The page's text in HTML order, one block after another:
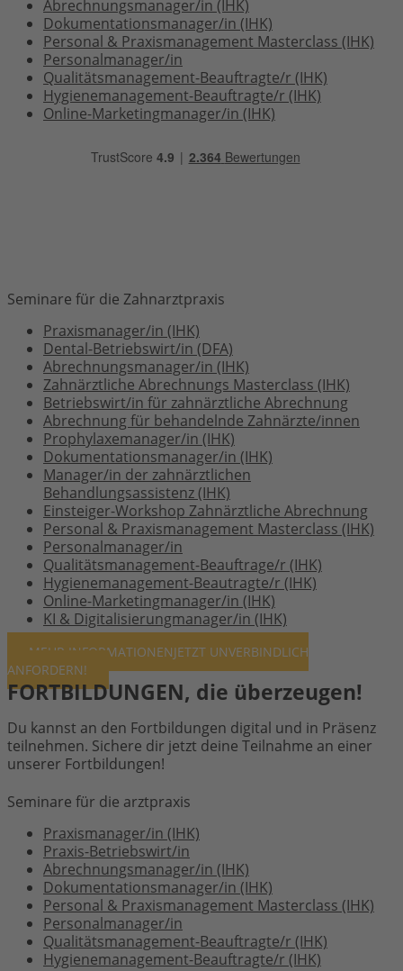
Abrechnungsmanager/in (IHK)
Dokumentationsmanager/in (IHK)
Personal & Praxismanagement Masterclass (IHK)
Personalmanager/in
Qualitätsmanagement-Beauftragte/r (IHK)
Hygienemanagement-Beauftragte/r (IHK)
Online-Marketingmanager/in (IHK)
Seminare für die Zahnarztpraxis
Praxismanager/in (IHK)
Dental-Betriebswirt/in (DFA)
Abrechnungsmanager/in (IHK)
Zahnärztliche Abrechnungs Masterclass (IHK)
Betriebswirt/in für zahnärztliche Abrechnung
Abrechnung für behandelnde Zahnärzte/innen
Prophylaxemanager/in (IHK)
Dokumentationsmanager/in (IHK)
Manager/in der zahnärztlichen
Behandlungsassistenz (IHK)
Einsteiger-Workshop Zahnärztliche Abrechnung
Personal & Praxismanagement Masterclass (IHK)
Personalmanager/in
Qualitätsmanagement-Beauftrage/r (IHK)
Hygienemanagement-Beautragte/r (IHK)
Online-Marketingmanager/in (IHK)
KI & Digitalisierungmanager/in (IHK)
MEHR INFORMATIONENJETZT UNVERBINDLICH
ANFORDERN!
FORTBILDUNGEN, die überzeugen!
Du kannst an den Fortbildungen digital und in Präsenz
teilnehmen. Sichere dir jetzt deine Teilnahme an einer
unserer Fortbildungen!
Seminare für die arztpraxis
Praxismanager/in (IHK)
Praxis-Betriebswirt/in
Abrechnungsmanager/in (IHK)
Dokumentationsmanager/in (IHK)
Personal & Praxismanagement Masterclass (IHK)
Personalmanager/in
Qualitätsmanagement-Beauftragte/r (IHK)
Hygienemanagement-Beauftragte/r (IHK)